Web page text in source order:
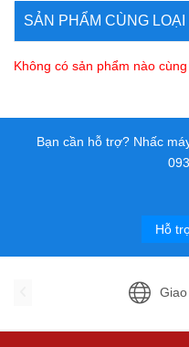
SẢN PHẨM CÙNG LOẠI
Không có sản phẩm nào
Bạn cần hỗ trợ? Nhấc
Hỗ